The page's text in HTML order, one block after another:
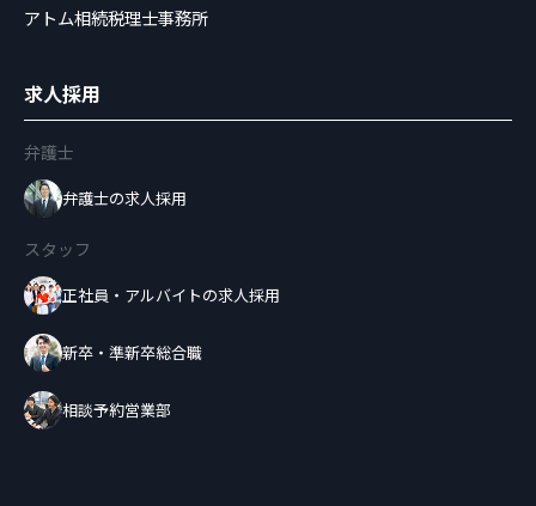
アトム相続税理士事務所
求人採用
弁護士
弁護士の求人採用
スタッフ
正社員・アルバイトの求人採用
新卒・準新卒総合職
相談予約営業部